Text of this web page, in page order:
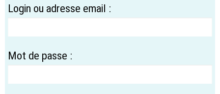
Login ou adresse email :
Mot de passe :